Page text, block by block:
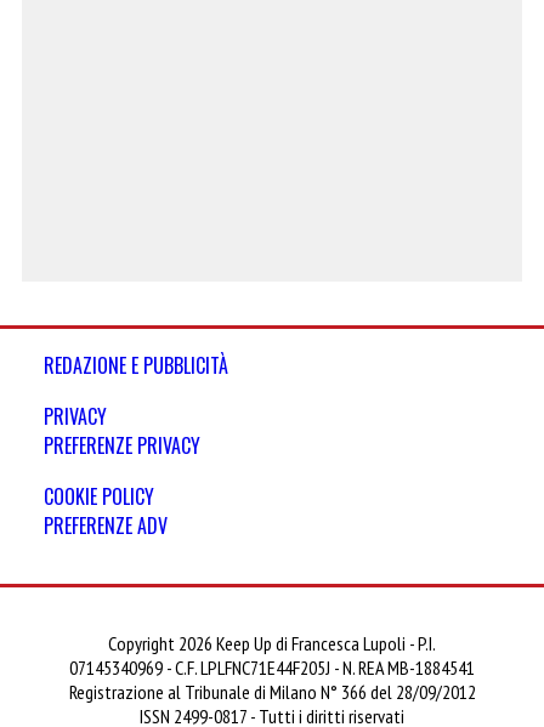
REDAZIONE E PUBBLICITÀ
PRIVACY
PREFERENZE PRIVACY
COOKIE POLICY
PREFERENZE ADV
Copyright 2026 Keep Up di Francesca Lupoli - P.I.
07145340969 - C.F. LPLFNC71E44F205J - N. REA MB-1884541
Registrazione al Tribunale di Milano N° 366 del 28/09/2012
ISSN 2499-0817 - Tutti i diritti riservati